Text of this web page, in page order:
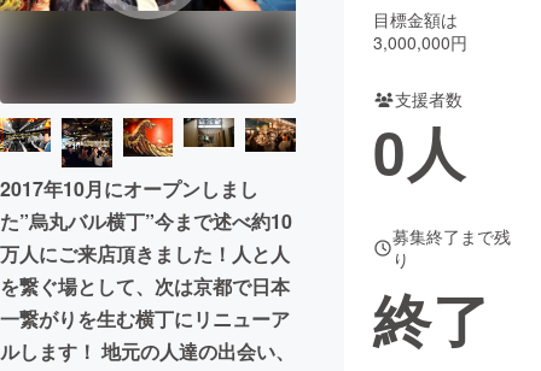
ビジネス・起業 チャレンジ
まちづくり・地域活性化
CAMPFIRE for Social Good
CAMPFIRE Creation
CAMPFIREふるさと納税machi-ya
2017年10月にオープンしまし
た”烏丸バル横丁”今まで述べ約10
万人にご来店頂きました！人と人
を繋ぐ場として、次は京都で日本
一繋がりを生む横丁にリニューア
ルします！ 地元の人達の出会い、
目標金額は
3,000,000円
支援者数
0人
募集終了まで残
り
終了